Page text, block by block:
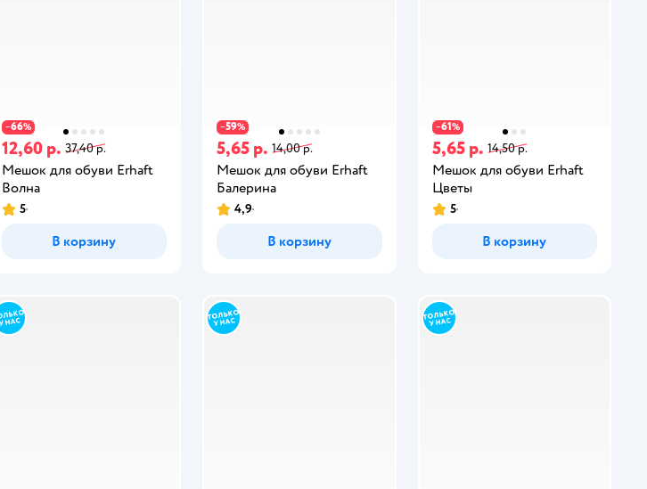
−66%
12,60 р. 37,40 р.
Мешок для обуви Erhaft
Волна
5
В корзину
−59%
5,65 р. 14,00 р.
Мешок для обуви Erhaft
Балерина
4,9
В корзину
−61 %
5,65 р. 14,50 р.
Мешок для обуви Erhaft
Цветы
5
В корзину